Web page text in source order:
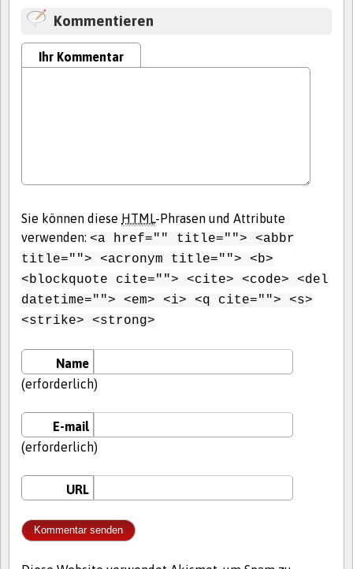
Kommentieren
Ihr Kommentar
Sie können diese HTML-Phrasen und Attribute
verwenden: <a href="" title=""> <abbr
title=""> <acronym title=""> <b>
<blockquote cite=""> <cite> <code> <del
datetime=""> <em> <i> <q cite=""> <s>
<strike> <strong>
Name
(erforderlich)
E-mail
(erforderlich)
URL